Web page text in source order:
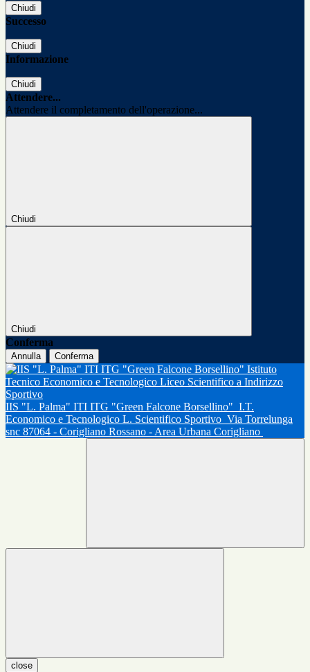
Chiudi
Successo
Chiudi
Informazione
Chiudi
Attendere...
Attendere il completamento dell'operazione...
Chiudi
Chiudi
Conferma
Annulla Conferma
IIS "L. Palma" ITI ITG "Green Falcone Borsellino" I.T.
Economico e Tecnologico L. Scientifico Sportivo Via Torrelunga
snc 87064 - Corigliano Rossano - Area Urbana Corigliano
close